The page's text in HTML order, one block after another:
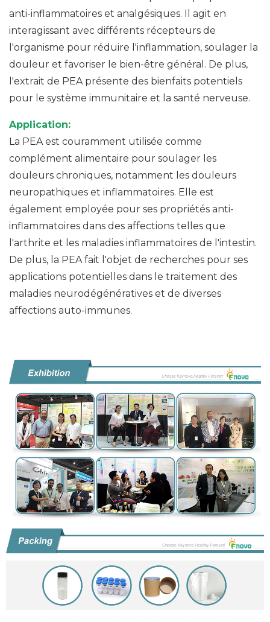
anti-inflammatoires et analgésiques. Il agit en
interagissant avec différents récepteurs de
l'organisme pour réduire l'inflammation, soulager la
douleur et favoriser le bien-être général. De plus,
l'extrait de PEA présente des bienfaits potentiels
pour le système immunitaire et la santé nerveuse.
Application:
La PEA est couramment utilisée comme
complément alimentaire pour soulager les
douleurs chroniques, notamment les douleurs
neuropathiques et inflammatoires. Elle est
également employée pour ses propriétés anti-
inflammatoires dans des affections telles que
l'arthrite et les maladies inflammatoires de l'intestin.
De plus, la PEA fait l'objet de recherches pour ses
applications potentielles dans le traitement des
maladies neurodégénératives et de diverses
affections auto-immunes.